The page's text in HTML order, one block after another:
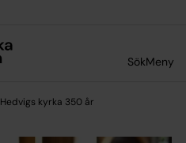
SökMeny
Hedvigs kyrka 350 år